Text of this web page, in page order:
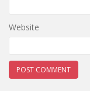
Website